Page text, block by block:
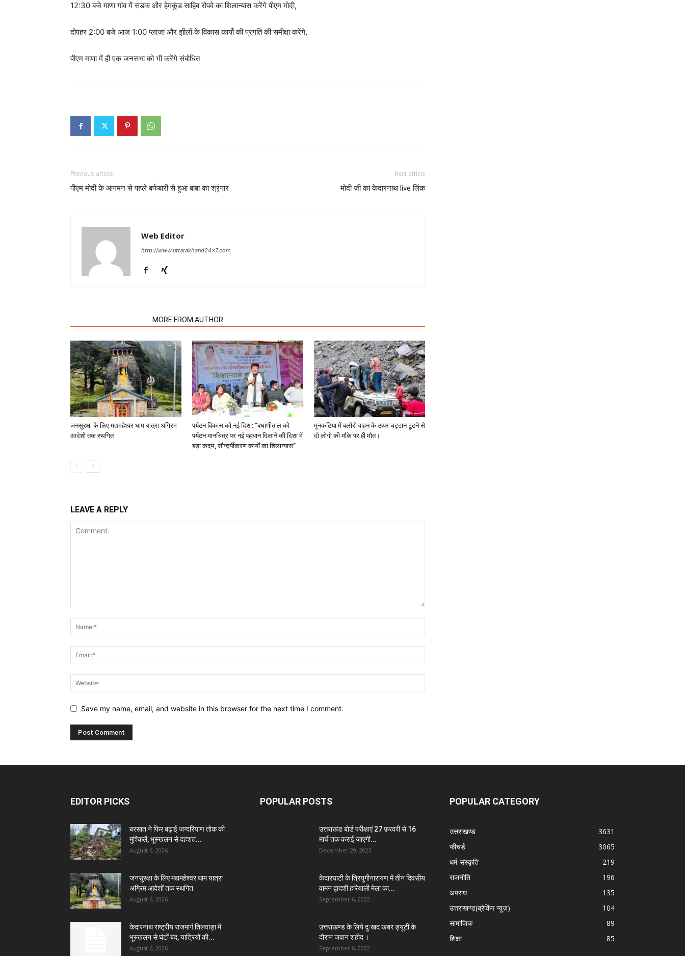
12:30 बजे माणा गांव में सड़क और हेमकुंड साहिब रोपवे का शिलान्यास करेंगे पीएम मोदी,
दोपहर 2:00 बजे आज 1:00 प्लाजा और झीलों के विकास कार्यो की प्रगति की समीक्षा करेंगे,
पीएम माणा में ही एक जनसभा को भी करेंगे संबोधित
Previous article
पीएम मोदी के आगमन से पहले बर्फबारी से हुआ बाबा का श्रृंगार
Next article
मोदी जी का केदारनाथ live लिंक
Web Editor
http://www.uttarakhand24x7.com
MORE FROM AUTHOR
जनसुरक्षा के लिए मद्यमहेश्वर धाम यात्रा अग्रिम
आदेशों तक स्थगित
पर्यटन विकास को नई दिशा: “बधाणीताल को
पर्यटन मानचित्र पर नई पहचान दिलाने की दिशा में
बड़ा कदम, सौन्दर्यीकरण कार्यों का शिलान्यास”
मुनकटिया में बलोरो वाहन के ऊपर चट्टान टूटने से
दो लोगो की मौके पर ही मौत।
LEAVE A REPLY
Save my name, email, and website in this browser for the next time I comment.
EDITOR PICKS
बरसात ने फिर बढ़ाई जन्दरियाण तोक की
मुश्किलें, भूस्खलन से दहशत...
August 6, 2026
जनसुरक्षा के लिए मद्यमहेश्वर धाम यात्रा
अग्रिम आदेशों तक स्थगित
August 6, 2026
केदारनाथ राष्ट्रीय राजमार्ग तिलवाड़ा में
भूस्खलन से घंटों बंद, यात्रियों की...
August 6, 2026
POPULAR POSTS
उत्तराखंड बोर्ड परीक्षाएं 27 फ़रवरी से 16
मार्च तक कराई जाएगी...
December 29, 2023
केदारघाटी के त्रियुगीनारायण में तीन दिवसीय
वामन द्वादशी हरियाली मेला का...
September 6, 2022
उत्तराखण्ड के लिये दुःखद खबर ड्यूटी के
दौरान जवान शहीद ।
September 6, 2022
POPULAR CATEGORY
उत्तराखण्ड
3631
फीचर्ड
3065
धर्म-संस्कृति
219
राजनीति
196
अपराध
135
उत्तराखण्ड(ब्रेकिंग न्यूज़)
104
सामाजिक
89
शिक्षा
85